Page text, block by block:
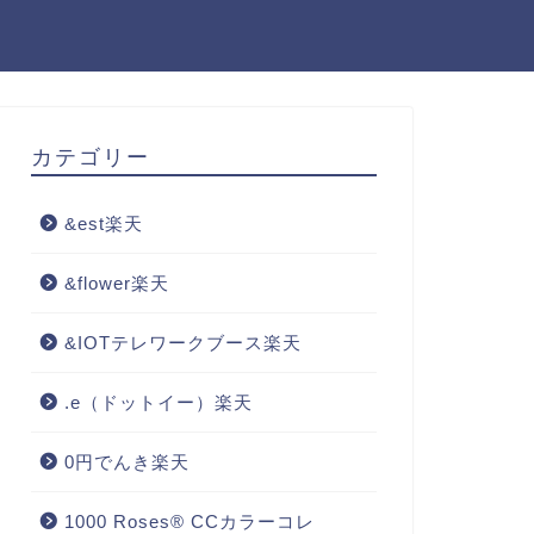
カテゴリー
&est楽天
&flower楽天
&IOTテレワークブース楽天
.e（ドットイー）楽天
0円でんき楽天
1000 Roses® CCカラーコレ